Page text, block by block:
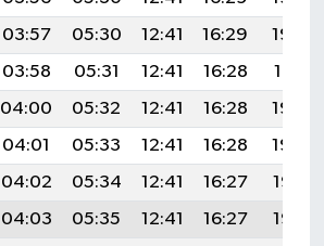
03:57 05:30 12:41 16:29
19:42
03:58 05:31 12:41 16:28
19:41
04:00 05:32 12:41 16:28
19:40
04:01 05:33 12:41 16:28
19:39
04:02 05:34 12:41 16:27
19:38
04:03 05:35 12:41 16:27
19:37